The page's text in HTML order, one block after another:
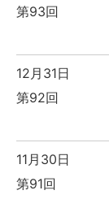
第93回
12月31日
第92回
11月30日
第91回